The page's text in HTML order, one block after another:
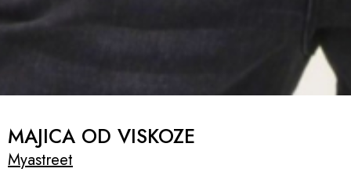
MAJICA OD VISKOZE
Myastreet